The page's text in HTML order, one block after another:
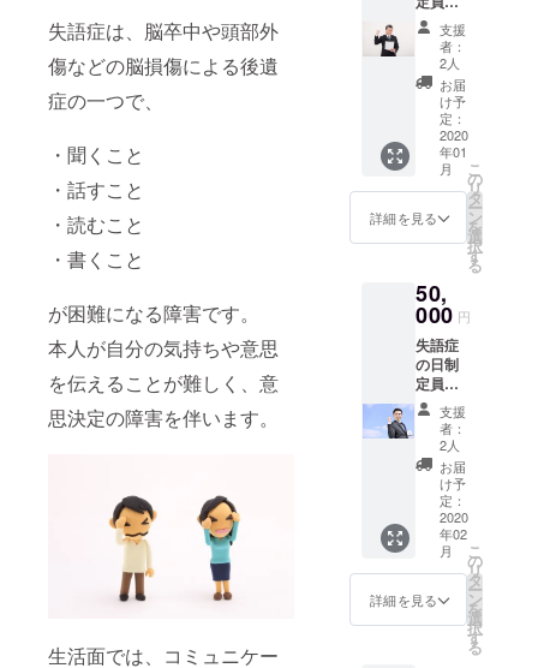
失語症は、脳卒中や頭部外
傷などの脳損傷による後遺
症の一つで、
・聞くこと
・話すこと
・読むこと
・書くこと
が困難になる障害です。
本人が自分の気持ちや意思
を伝えることが難しく、意
思決定の障害を伴います。
生活面では、コミュニケー
ew/425
なお、
備考欄
につい
てこち
らが拝
見でき
るのが
クラウ
ドファ
ング終
了後に
で、サ
イトに
お名前
を掲載
するの
も、ク
ラウド
ファン
ディン
グ終了
後にな
りま
す。こ
のリ
は2020
年2月以
援を兼
ねたリ
ターン
になり
ますの
で、一
般に販
売され
ている
物より
高くな
ります
支援を
お願い
いたし
ます。
本の情
報 著
者：関
啓子 出
版社: 医
学書院
(2013/3/
内容な
どの詳
細はこ
す。
https://
日記念
イベン
ト実施
の際に
配布さ
れるパ
ンフ
レット
に支援
してく
ださっ
を掲載
しま
申し込
み時、
備考欄
に掲載
可能な
お名前
を記入
してく
ださ
い。 な
お、掲
載する
ことを
辞退す
のサイ
トと
NPO法
人Re
ジョブ
大阪の
サイト
にバ
ナーを
掲載、
失語症
の日記
ンフ
レット
にお名
前掲載
上記2か
所のサ
イトに
バナー
を掲載
し、リ
ンクを
貼りま
す。 ま
た、失
語症の
日記念
イベン
支援
者：
2人
お届
け予
定：
2020
年01
月
詳細を見る
こ
の
リ
タ
ー
ン
を
選
択
す
る
50,
000 円
失語症
の日制
定員会
のサイ
トと
NPO法
人Re
ジョブ
大阪の
サイト
にバ
ナーを
掲載、
失語症
の日記
支援
者：
2人
お届
け予
定：
2020
年02
月
詳細を見る
こ
の
リ
タ
ー
ン
を
選
択
す
る